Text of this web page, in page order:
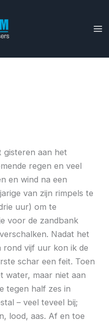
gisteren aan het
regen en veel
en wind na een
van zijn rimpels te
uur) om te
voor de zandbank
Nadat het
rond vijf uur kon ik de
schar een feit. Toen
water, maar niet aan
tegen half zes in
– veel teveel bij;
lood, aas. Af en toe